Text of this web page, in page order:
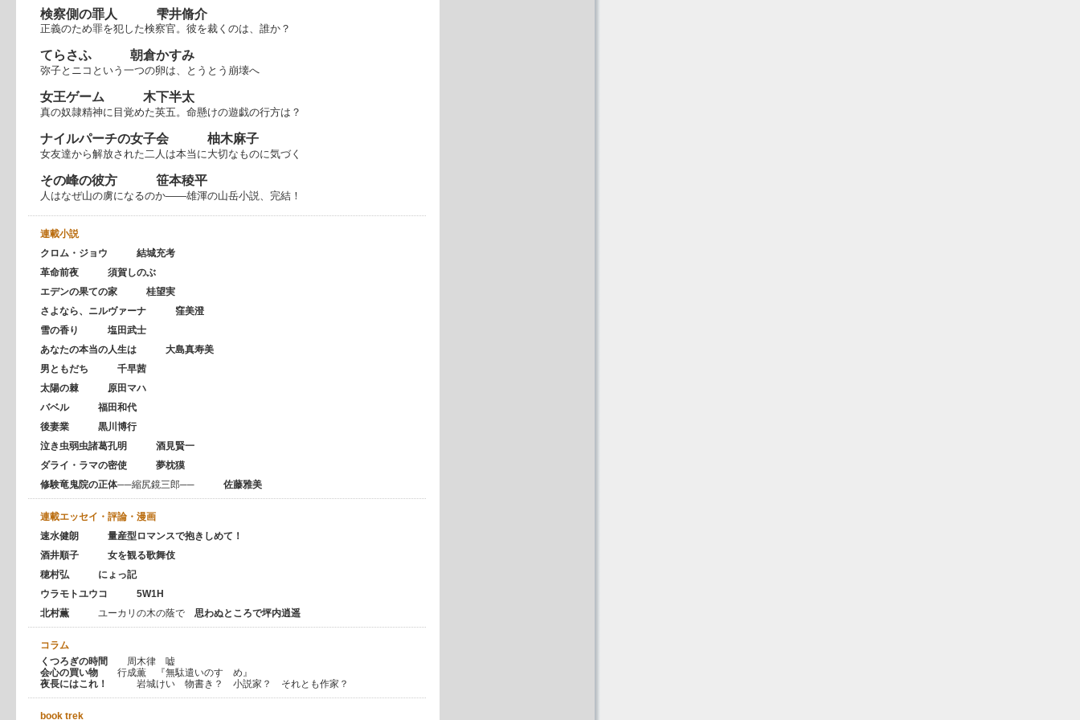
検察側の罪人 雫井脩介
正義のため罪を犯した検察官。彼を裁くのは、誰か？
てらさふ 朝倉かすみ
弥子とニコという一つの卵は、とうとう崩壊へ
女王ゲーム 木下半太
真の奴隷精神に目覚めた英五。命懸けの遊戯の行方は？
ナイルパーチの女子会 柚木麻子
女友達から解放された二人は本当に大切なものに気づく
その峰の彼方 笹本稜平
人はなぜ山の虜になるのか――雄渾の山岳小説、完結！
連載小説
クロム・ジョウ 結城充考
革命前夜 須賀しのぶ
エデンの果ての家 桂望実
さよなら、ニルヴァーナ 窪美澄
雪の香り 塩田武士
あなたの本当の人生は 大島真寿美
男ともだち 千早茜
太陽の棘 原田マハ
バベル 福田和代
後妻業 黒川博行
泣き虫弱虫諸葛孔明 酒見賢一
ダライ・ラマの密使 夢枕獏
修験竜鬼院の正体──縮尻鏡三郎── 佐藤雅美
連載エッセイ・評論・漫画
速水健朗 量産型ロマンスで抱きしめて！
酒井順子 女を観る歌舞伎
穂村弘 にょっ記
ウラモトユウコ 5W1H
北村薫 ユーカリの木の蔭で 思わぬところで坪内逍遥
コラム
くつろぎの時間 周木律 嘘
会心の買い物 行成薫 『無駄遣いのすゝめ』
夜長にはこれ！
岩城けい 物書き？ 小説家？ それとも作家？
book trek